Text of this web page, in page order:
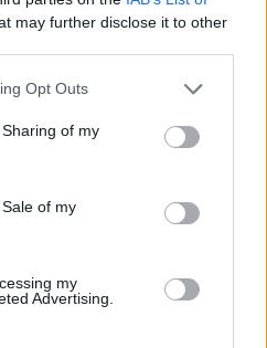
may further disclose it to other
Opt Outs
of my
of my
my
Advertising.
sūrelio